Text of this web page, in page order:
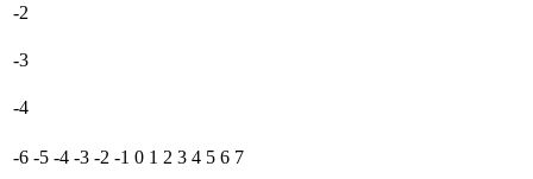
-2
-3
-4
-6 -5 -4 -3 -2 -1 0 1 2 3 4 5 6 7